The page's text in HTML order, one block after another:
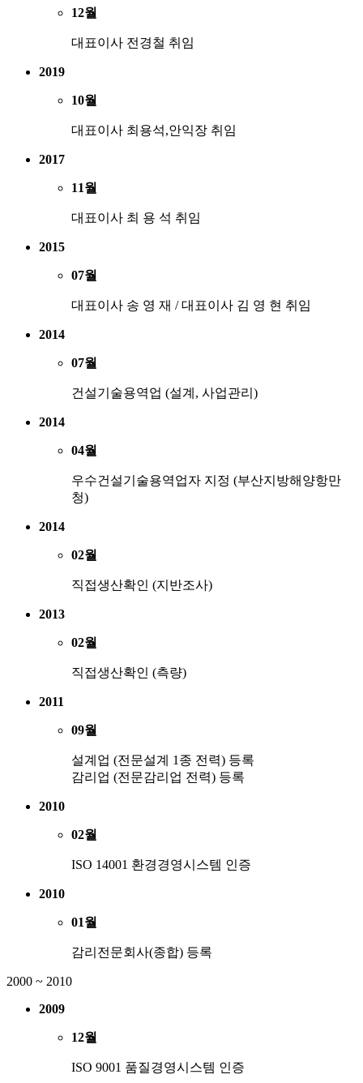
12월
대표이사 전경철 취임
2019
10월
대표이사 최용석,안익장 취임
2017
11월
대표이사 최 용 석 취임
2015
07월
대표이사 송 영 재 / 대표이사 김 영 현 취임
2014
07월
건설기술용역업 (설계, 사업관리)
2014
04월
우수건설기술용역업자 지정 (부산지방해양항만
청)
2014
02월
직접생산확인 (지반조사)
2013
02월
직접생산확인 (측량)
2011
09월
설계업 (전문설계 1종 전력) 등록
감리업 (전문감리업 전력) 등록
2010
02월
ISO 14001 환경경영시스템 인증
2010
01월
감리전문회사(종합) 등록
2000 ~ 2010
2009
12월
ISO 9001 품질경영시스템 인증